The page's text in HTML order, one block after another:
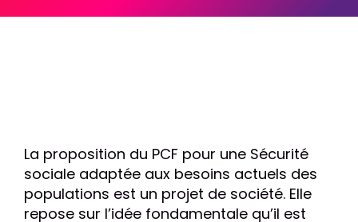
La proposition du PCF pour une Sécurité
sociale adaptée aux besoins actuels des
populations est un projet de société. Elle
repose sur l’idée fondamentale qu’il est